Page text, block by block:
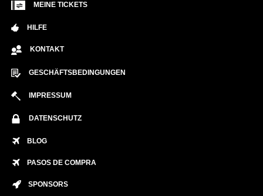
MEINE TICKETS
HILFE
KONTAKT
GESCHÄFTSBEDINGUNGEN
IMPRESSUM
DATENSCHUTZ
BLOG
PASOS DE COMPRA
SPONSORS